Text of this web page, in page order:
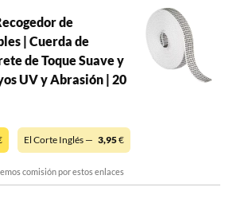
de
| Cuerda de
de Toque Suave y
UV y Abrasión | 20
El Corte Inglés — 3,95€
comisión por estos enlaces